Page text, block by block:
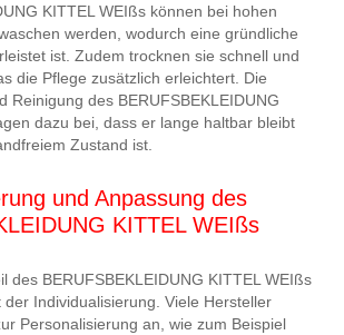
KITTEL WEIßs können bei hohen
werden, wodurch eine gründliche
ist. Zudem trocknen sie schnell und
die Pflege zusätzlich erleichtert. Die
Reinigung des BERUFSBEKLEIDUNG
dazu bei, dass er lange haltbar bleibt
Zustand ist.
und Anpassung des
KITTEL WEIßs
des BERUFSBEKLEIDUNG KITTEL WEIßs
der Individualisierung. Viele Hersteller
Personalisierung an, wie zum Beispiel